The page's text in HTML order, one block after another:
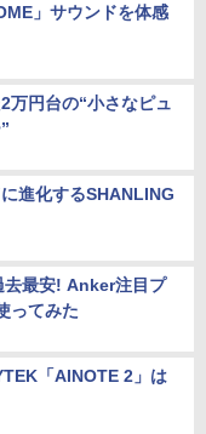
」サウンドを体感
万円台の“小さなピュ
進化するSHANLING
最安! Anker注目プ
ってみた
「AINOTE 2」は